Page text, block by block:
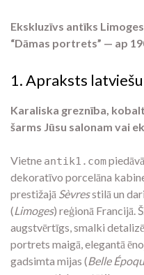
Ekskluzīvs antīks
“Dāmas portrets” — ap
1. Apraksts
Karaliska greznība,
šarms Jūsu salonam vai
Vietne antik1.com
dekoratīvo porcelāna
prestižajā Sèvresstilā un
(Limoges) reģionā Francijā.
augstvērtīgs, smalki
portrets maigā, elegantā
gadsimta mijas (Belle